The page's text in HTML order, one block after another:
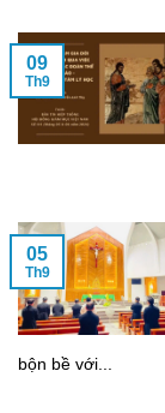
09
Th9
bộn bề với...
05
Th9